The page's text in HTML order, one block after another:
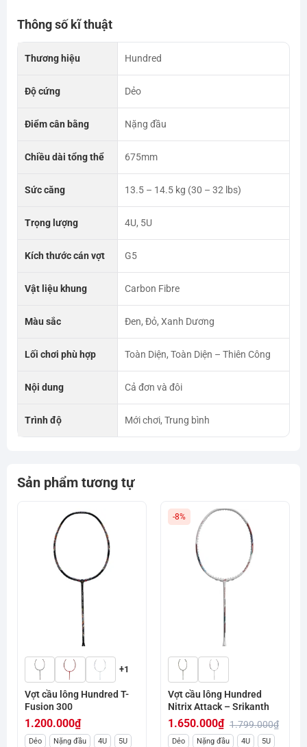
Thông số kĩ thuật
Thương hiệu Hundred
Độ cứng Dẻo
Điểm cân bằng Nặng đầu
Chiều dài tổng thể 675mm
Sức căng 13.5 – 14.5 kg (30 – 32 lbs)
Trọng lượng 4U, 5U
Kích thước cán vợt G5
Vật liệu khung Carbon Fibre
Màu sắc Đen, Đỏ, Xanh Dương
Lối chơi phù hợp Toàn Diện, Toàn Diện – Thiên Công
Nội dung Cả đơn và đôi
Trình độ Mới chơi, Trung bình
Sản phẩm tương tự
+1
Vợt cầu lông Hundred T-
Fusion 300
1.200.000₫
Dẻo Nặng đầu 4U 5U
-8%
Vợt cầu lông Hundred
Nitrix Attack – Srikanth
1.799.000₫
Giá
1.650.000₫
Giá
Dẻo Nặng đầu 4U 5U